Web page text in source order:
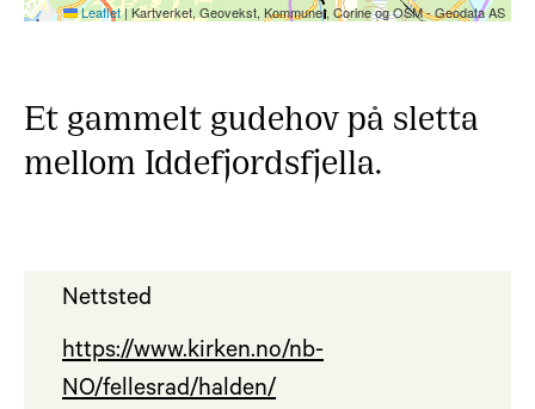
Leaflet|Kartverket, Geovekst, Kommuner, Corine og OSM - Geodata AS
Et gammelt gudehov på sletta
mellom Iddefjordsfjella.
Nettsted
https://www.kirken.no/nb-
NO/fellesrad/halden/